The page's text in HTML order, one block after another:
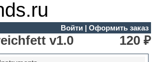
Войти| Оформить заказ
v1.0 120 ₽